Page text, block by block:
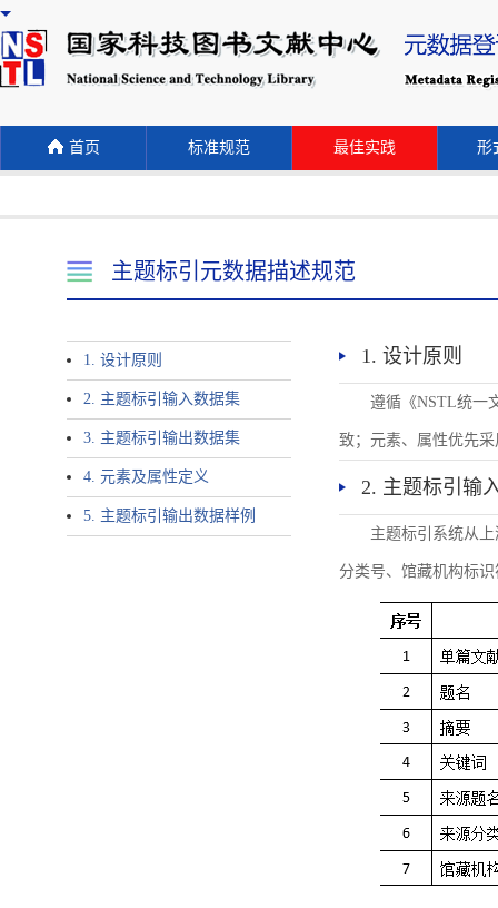
首页 标准规范 最佳实践 形
主题标引元数据描述规范
1. 设计原则
2. 主题标引输入数据集
3. 主题标引输出数据集
4. 元素及属性定义
5. 主题标引输出数据样例
1. 设计原则
遵循《NSTL统一
致；元素、属性优先
2. 主题标引输
主题标引系统从
分类号、馆藏机构标